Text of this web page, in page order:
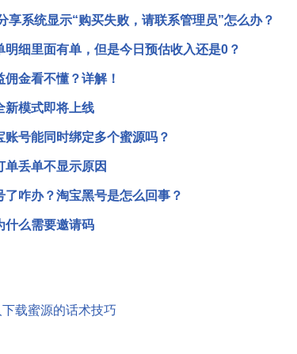
享系统显示“购买失败，请联系管理员”怎么办？
明细里面有单，但是今日预估收入还是0？
佣金看不懂？详解！
新模式即将上线
账号能同时绑定多个蜜源吗？
单丢单不显示原因
了咋办？淘宝黑号是怎么回事？
什么需要邀请码
载蜜源的话术技巧